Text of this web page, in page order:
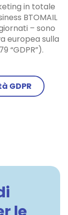
in totale
BTOMAIL
– sono
europea sulla
“GDPR”).
GDPR